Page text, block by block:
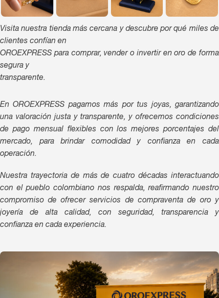
Visita nuestra tienda más cercana y descubre por qué miles de
clientes confían en
OROEXPRESS para comprar, vender o invertir en oro de forma
segura y
transparente.
En OROEXPRESS pagamos más por tus joyas, garantizando
una valoración justa y transparente, y ofrecemos condiciones
de pago mensual flexibles con los mejores porcentajes del
mercado, para brindar comodidad y confianza en cada
operación.
Nuestra trayectoria de más de cuatro décadas interactuando
con el pueblo colombiano nos respalda, reafirmando nuestro
compromiso de ofrecer servicios de compraventa de oro y
joyería de alta calidad, con seguridad, transparencia y
confianza en cada experiencia.